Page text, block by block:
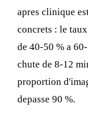
apres clinique
concrets : le
de 40-50 % a
chute de 8-12
proportion
depasse 90 %.